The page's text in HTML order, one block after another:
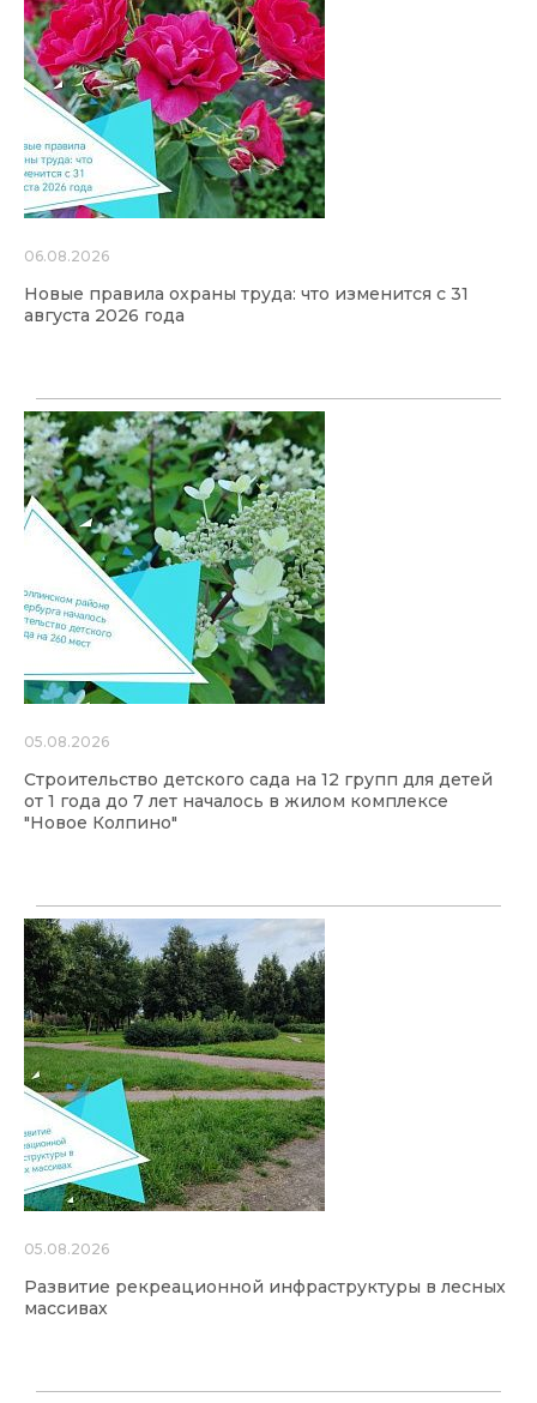
06.08.2026
Новые правила охраны труда: что изменится с 31
августа 2026 года
05.08.2026
Строительство детского сада на 12 групп для детей
от 1 года до 7 лет началось в жилом комплексе
"Новое Колпино"
05.08.2026
Развитие рекреационной инфраструктуры в лесных
массивах